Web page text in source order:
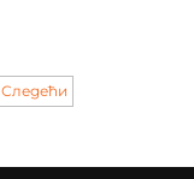
Следећи